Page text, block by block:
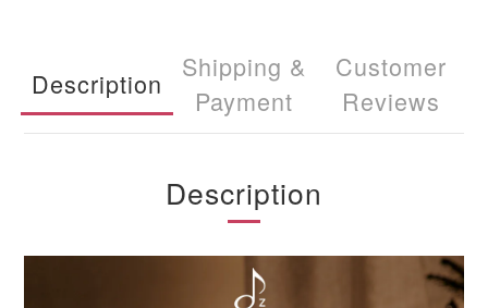
Description
Shipping &
Payment
Customer
Reviews
Description